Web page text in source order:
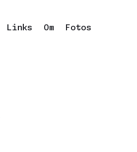
Links Om Fotos